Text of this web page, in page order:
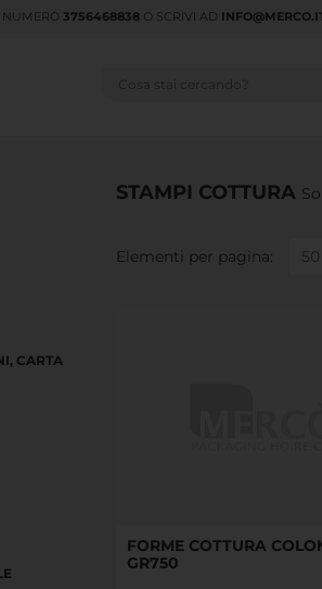
3756468838 O SCRIVI AD
CARTA
STAMPI COTTURA
Elementi per pagina:
FORME COTTURA
GR750